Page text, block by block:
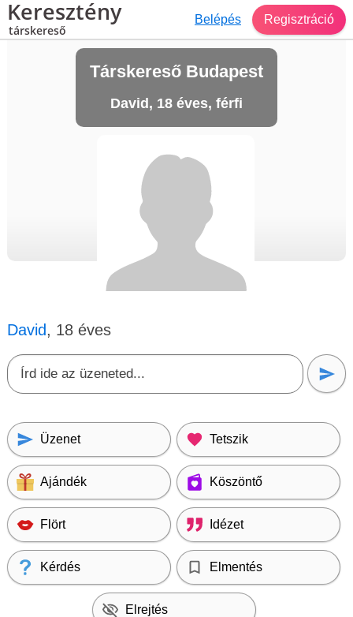
Keresztény
társkereső
Belépés Regisztráció
Társkereső Budapest
David, 18 éves, férfi
David, 18 éves
Üzenet Tetszik
Ajándék Köszöntő
Flört Idézet
Kérdés Elmentés
Elrejtés